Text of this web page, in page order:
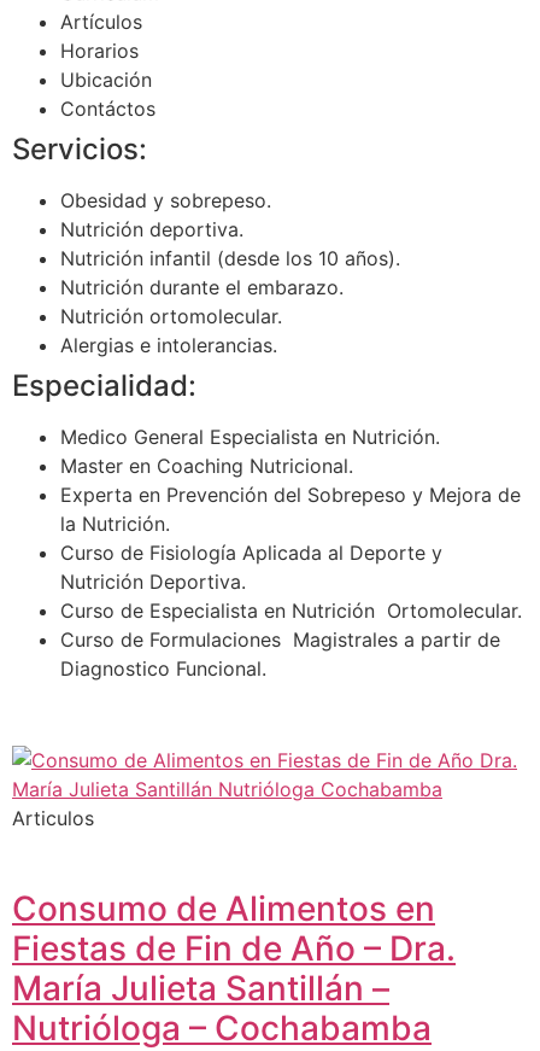
Artículos
Horarios
Ubicación
Contáctos
Servicios:
Obesidad y sobrepeso.
Nutrición deportiva.
Nutrición infantil (desde los 10 años).
Nutrición durante el embarazo.
Nutrición ortomolecular.
Alergias e intolerancias.
Especialidad:
Medico General Especialista en Nutrición.
Master en Coaching Nutricional.
Experta en Prevención del Sobrepeso y Mejora de
la Nutrición.
Curso de Fisiología Aplicada al Deporte y
Nutrición Deportiva.
Curso de Especialista en Nutrición Ortomolecular.
Curso de Formulaciones Magistrales a partir de
Diagnostico Funcional.
Articulos
Consumo de Alimentos en
Fiestas de Fin de Año – Dra.
María Julieta Santillán –
Nutrióloga – Cochabamba